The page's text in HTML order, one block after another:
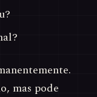
mas pode